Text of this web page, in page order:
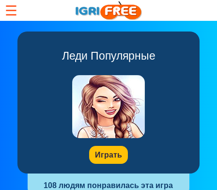
☰
Леди Популярные
Играть
108 людям понравилась эта игра